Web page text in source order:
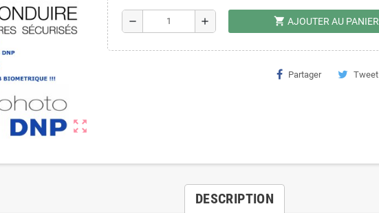
zoom_out_map
remove add shopping_cart AJOUTER AU PANIER
Partager Tweet
DESCRIPTION